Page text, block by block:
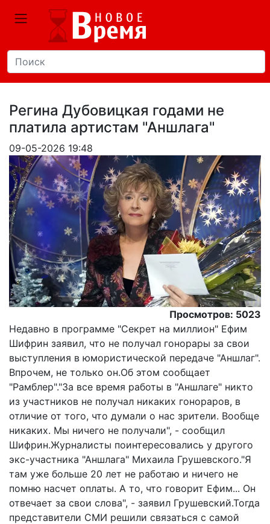
Регина Дубовицкая годами не
платила артистам "Аншлага"
09-05-2026 19:48
Просмотров: 5023
Недавно в программе "Секрет на миллион" Ефим
Шифрин заявил, что не получал гонорары за свои
выступления в юмористической передаче "Аншлаг".
Впрочем, не только он.Об этом сообщает
"Рамблер"."За все время работы в "Аншлаге" никто
из участников не получал никаких гонораров, в
отличие от того, что думали о нас зрители. Вообще
никаких. Мы ничего не получали", - сообщил
Шифрин.Журналисты поинтересовались у другого
экс-участника "Аншлага" Михаила Грушевского."Я
там уже больше 20 лет не работаю и ничего не
помню насчет оплаты. А то, что говорит Ефим... Он
отвечает за свои слова", - заявил Грушевский.Тогда
представители СМИ решили связаться с самой